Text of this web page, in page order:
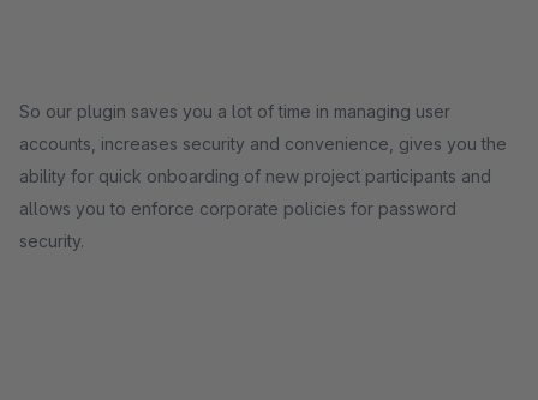
So our plugin saves you a lot of time in managing user
accounts, increases security and convenience, gives you the
ability for quick onboarding of new project participants and
allows you to enforce corporate policies for password
security.